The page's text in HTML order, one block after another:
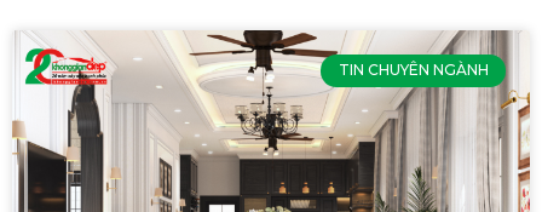
TIN CHUYÊN NGÀNH